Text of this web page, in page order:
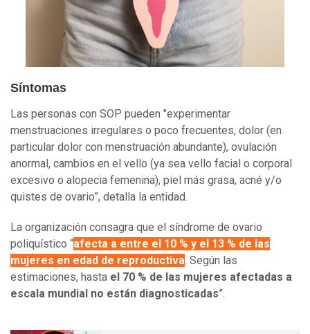
Síntomas
Las personas con SOP pueden "experimentar
menstruaciones irregulares o poco frecuentes, dolor (en
particular dolor con menstruación abundante), ovulación
anormal, cambios en el vello (ya sea vello facial o corporal
excesivo o alopecia femenina), piel más grasa, acné y/o
quistes de ovario”, detalla la entidad.
La organización consagra que el síndrome de ovario
poliquístico “afecta a entre el 10 % y el 13 % de las
mujeres en edad de reproductiva. Según las
estimaciones, hasta el 70 % de las mujeres afectadas a
escala mundial no están diagnosticadas”.